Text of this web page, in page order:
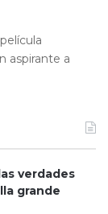
aspirante a
verdades
grande